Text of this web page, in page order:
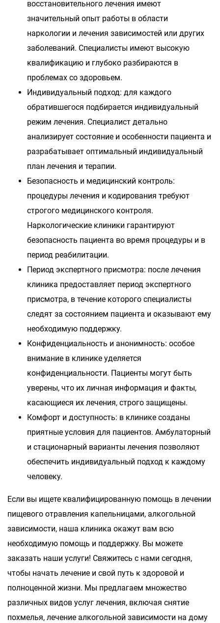
восстановительного лечения имеют
значительный опыт работы в области
наркологии и лечения зависимостей или других
заболеваний. Специалисты имеют высокую
квалификацию и глубоко разбираются в
проблемах со здоровьем.
Индивидуальный подход: для каждого
обратившегося подбирается индивидуальный
режим лечения. Специалист детально
анализирует состояние и особенности пациента и
разрабатывает оптимальный индивидуальный
план лечения и терапии.
Безопасность и медицинский контроль:
процедуры лечения и кодирования требуют
строгого медицинского контроля.
Наркологические клиники гарантируют
безопасность пациента во время процедуры и в
период реабилитации.
Период экспертного присмотра: после лечения
клиника предоставляет период экспертного
присмотра, в течение которого специалисты
следят за состоянием пациента и оказывают ему
необходимую поддержку.
Конфиденциальность и анонимность: особое
внимание в клинике уделяется
конфиденциальности. Пациенты могут быть
уверены, что их личная информация и факты,
касающиеся их лечения, строго защищены.
Комфорт и доступность: в клинике созданы
приятные условия для пациентов. Амбулаторный
и стационарный варианты лечения позволяют
обеспечить индивидуальный подход к каждому
человеку.
Если вы ищете квалифицированную помощь в лечении
пищевого отравления капельницами, алкогольной
зависимости, наша клиника окажут вам всю
необходимую помощь и поддержку. Вы можете
заказать наши услуги! Свяжитесь с нами сегодня,
чтобы начать лечение и свой путь к здоровой и
полноценной жизни. Мы предлагаем множество
различных видов услуг лечения, включая снятие
похмелья, лечение алкогольной зависимости на дому